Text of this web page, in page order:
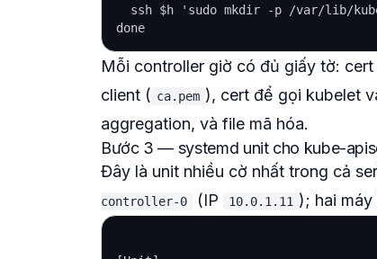
ssh $h 'sudo mkdir -p /var/lib/
Mỗi controller giờ có đủ giấy tờ:
client ( ca.pem ), cert để gọi kubelet
aggregation, và file mã hóa.
Bước 3 — systemd unit cho kube-
Đây là unit nhiều cờ nhất trong cả
controller-0 (IP 10.0.1.11 ); hai